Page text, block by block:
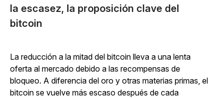
la escasez, la proposición clave del
bitcoin
La reducción a la mitad del bitcoin lleva a una lenta
oferta al mercado debido a las recompensas de
bloqueo. A diferencia del oro y otras materias primas, el
bitcoin se vuelve más escaso después de cada